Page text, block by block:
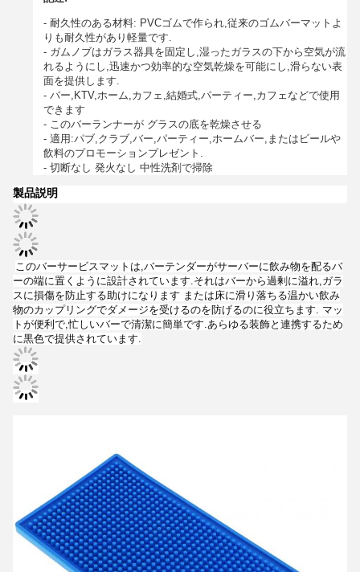
- 耐久性のある材料: PVCゴムで作られ,従来のゴムバーマットよ
りも耐久性があり軽量です.
- ガムノブはガラス器具を固定し,湿ったガラスの下から空気が流
れるようにし,迅速かつ効率的な空気乾燥を可能にし,滑らない表
面を提供します.
- バー,KTV,ホーム,カフェ,結婚式,パーティー,カフェなどで使用
できます
- このバーランナーが グラスの底を乾燥させる
- 適用:パブ,クラブ,バー,パーティー,ホームバー,またはビールや
飲料のプロモーションプレゼント.
- 切断なし 発火なし 中性洗剤で掃除
製品説明
このバーサービスマットは,バーテンダーがサーバーに飲み物を配るバ
ーの端に置くように設計されています.それはバーから過剰に溢れ,ガラ
スに損傷を防止する助けになります または床に滑り落ちる温かい飲み
物のカップリングでダメージを受けるのを防げるのに役立ちます. マッ
トが便利で,忙しいバーで清潔に簡単です.あらゆる装飾と連携するため
に黒色で提供されています.